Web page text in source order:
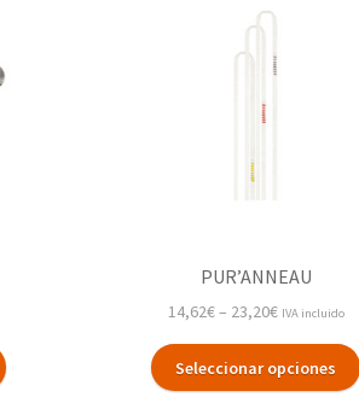
PUR’ANNEAU
14,62€– 23,20€ IVA incluido
Seleccionar opciones